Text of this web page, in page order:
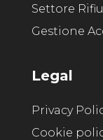
Settore
Gestione
Legal
Privacy
Cookie